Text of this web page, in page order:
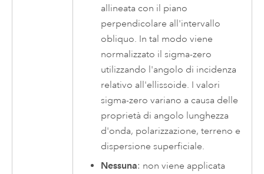
allineata con il piano
perpendicolare all'intervallo
obliquo. In tal modo viene
normalizzato il sigma-zero
utilizzando l'angolo di incidenza
relativo all'ellissoide. I valori
sigma-zero variano a causa delle
proprietà di angolo lunghezza
d'onda, polarizzazione, terreno e
dispersione superficiale.
Nessuna: non viene applicata